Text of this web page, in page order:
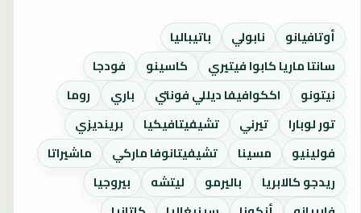
أوتافيانو نابولي
باتيباليا
سانتا ماريا كابوا فيتيري
كاسينو
فودجا
نيتونو
اككوافيفا ديللي فونتي باري
روما
تور لوبارا
تيرني تشيفيتافيكيا
برينديزي
فولينيو
مسينا تشيفيتانوفا ماركي
ماشيراتا
ريدجو كالابريا
باليرمو ليتشه
بيروجيا